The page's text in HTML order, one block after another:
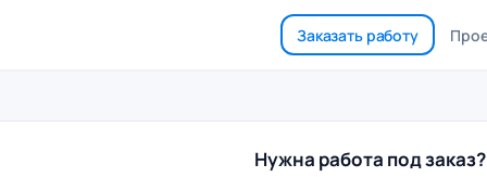
Заказать работу
Нужна работа под заказ?